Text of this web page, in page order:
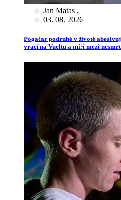
Jan Matas ,
03. 08. 2026
Pogačar podruhé v životě
vrací na Vueltu a míří mezi